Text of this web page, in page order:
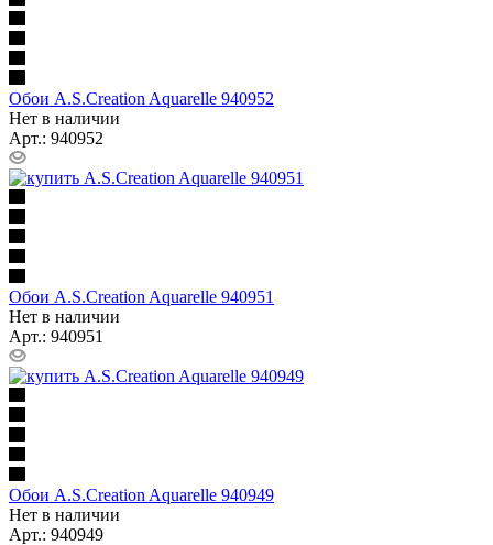
Обои A.S.Creation Aquarelle 940952
Нет в наличии
Арт.: 940952
Обои A.S.Creation Aquarelle 940951
Нет в наличии
Арт.: 940951
Обои A.S.Creation Aquarelle 940949
Нет в наличии
Арт.: 940949